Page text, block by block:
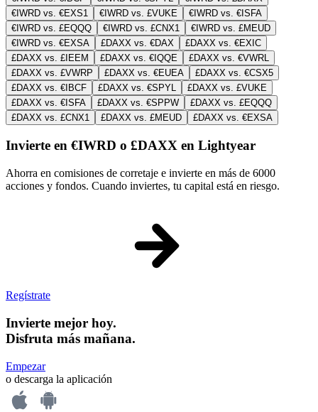
€IWRD vs. €EXS1
€IWRD vs. £VUKE
€IWRD vs. €ISFA
€IWRD vs. £EQQQ
€IWRD vs. £CNX1
€IWRD vs. £MEUD
€IWRD vs. €EXSA
£DAXX vs. €DAX
£DAXX vs. €EXIC
£DAXX vs. £IEEM
£DAXX vs. €IQQE
£DAXX vs. €VWRL
£DAXX vs. £VWRP
£DAXX vs. €EUEA
£DAXX vs. €CSX5
£DAXX vs. €IBCF
£DAXX vs. €SPYL
£DAXX vs. £VUKE
£DAXX vs. €ISFA
£DAXX vs. €SPPW
£DAXX vs. £EQQQ
£DAXX vs. £CNX1
£DAXX vs. £MEUD £DAXX vs. €EXSA
Invierte en €IWRD o £DAXX en Lightyear
Ahorra en comisiones de corretaje e invierte en más de 6000
acciones y fondos. Cuando inviertes, tu capital está en riesgo.
Regístrate
Invierte mejor hoy.
Disfruta más mañana.
Empezar
o descarga la aplicación